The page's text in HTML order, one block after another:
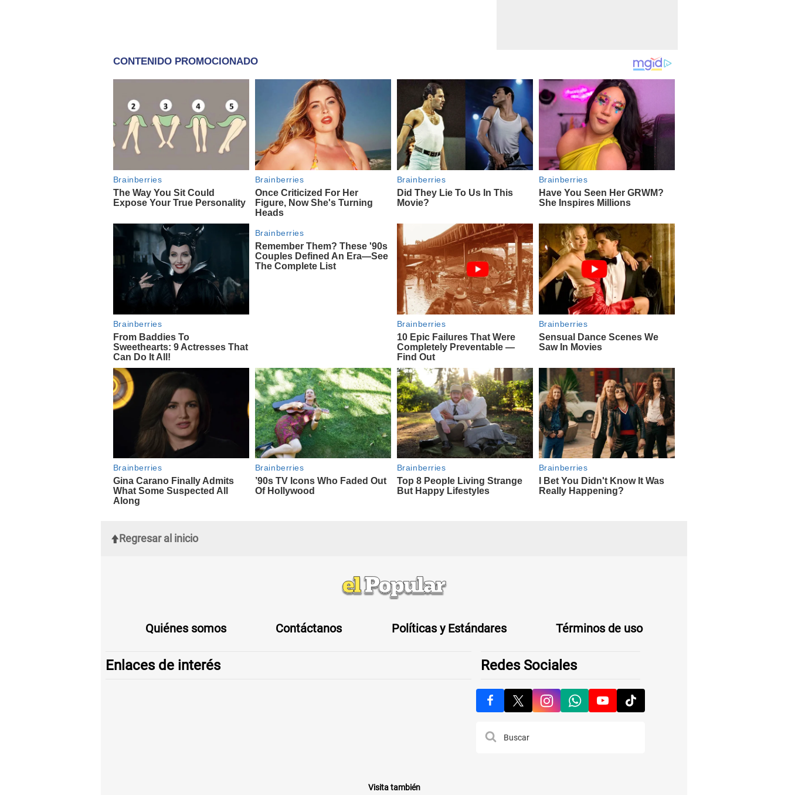
Regresar al inicio
Quiénes somos Contáctanos Políticas y Estándares Términos de uso
Enlaces de interés Redes Sociales
Visita también